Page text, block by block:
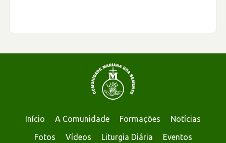
Início A Comunidade Formações
Notícias
Fotos
Vídeos Liturgia Diária Eventos